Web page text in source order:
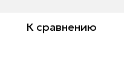
К сравнению